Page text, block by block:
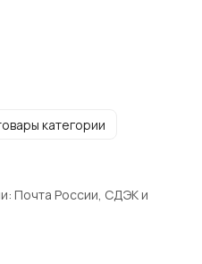
категории
Почта России, СДЭК и